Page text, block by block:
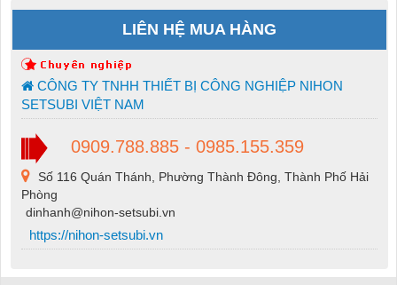
LIÊN HỆ MUA HÀNG
CÔNG TY TNHH THIẾT BỊ CÔNG NGHIỆP NIHON
SETSUBI VIỆT NAM
0909.788.885 - 0985.155.359
Số 116 Quán Thánh, Phường Thành Đông, Thành Phố Hải
Phòng
dinhanh@nihon-setsubi.vn
https://nihon-setsubi.vn